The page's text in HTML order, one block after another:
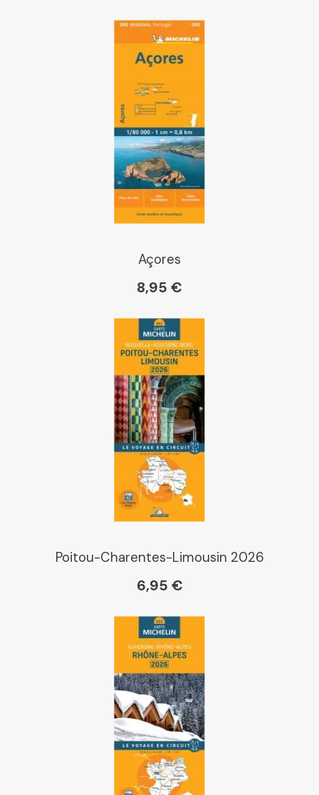
Kleber
Place des libraires
E Leclerc
Açores
8,95 €
Poitou-Charentes-Limousin 2026
6,95 €